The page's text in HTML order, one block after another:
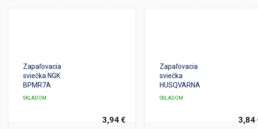
Zapaľovacia
sviečka NGK
BPMR7A
SKLADOM
3,94 €
Zapaľovacia
sviečka
HUSQVARNA
SKLADOM
3,84